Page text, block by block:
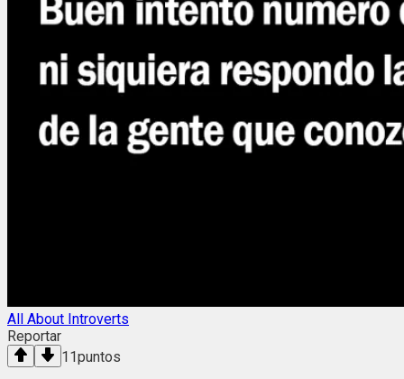
All About Introverts
Reportar
11puntos